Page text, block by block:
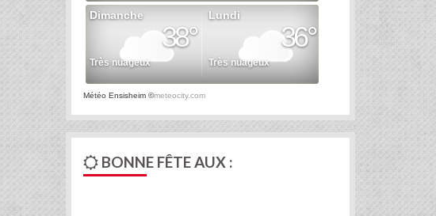
Météo Ensisheim ©meteocity.com
BONNE FÊTE AUX :